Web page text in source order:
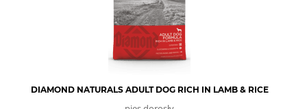
DIAMOND NATURALS ADULT DOG RICH IN LAMB & RICE